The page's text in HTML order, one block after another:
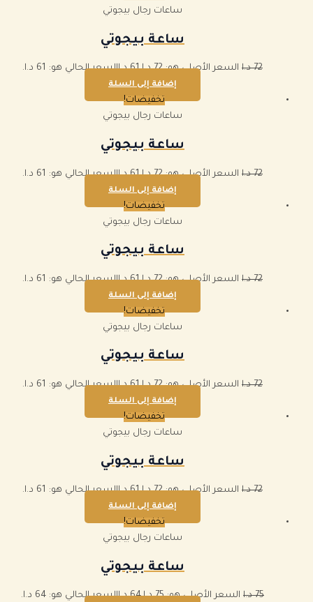
ساعات رجال بيجوتي
ساعة بيجوتي
السعر الأصلي هو: 72 د.ا. 61 د.االسعر الحالي هو: 61 د.ا.
إضافة إلى السلة
تخفيضات!
ساعات رجال بيجوتي
ساعة بيجوتي
السعر الأصلي هو: 72 د.ا. 61 د.االسعر الحالي هو: 61 د.ا.
إضافة إلى السلة
تخفيضات!
ساعات رجال بيجوتي
ساعة بيجوتي
السعر الأصلي هو: 72 د.ا. 61 د.االسعر الحالي هو: 61 د.ا.
إضافة إلى السلة
تخفيضات!
ساعات رجال بيجوتي
ساعة بيجوتي
السعر الأصلي هو: 72 د.ا. 61 د.االسعر الحالي هو: 61 د.ا.
إضافة إلى السلة
تخفيضات!
ساعات رجال بيجوتي
ساعة بيجوتي
السعر الأصلي هو: 72 د.ا. 61 د.االسعر الحالي هو: 61 د.ا.
إضافة إلى السلة
تخفيضات!
ساعات رجال بيجوتي
ساعة بيجوتي
السعر الأصلي هو: 75 د.ا. 64 د.االسعر الحالي هو: 64 د.ا.